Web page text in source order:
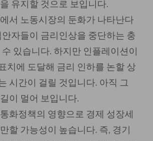
유지할 것으로 보입니다.
서 노동시장의 둔화가 나타난다
안자들이 금리인상을 중단하는 충
있습니다. 하지만 인플레이션이
치에 도달해 금리 인하를 논할 상
시간이 걸릴 것입니다. 아직 그
이 멀어 보입니다.
화정책의 영향으로 경제 성장세
할 가능성이 높습니다. 즉, 경기